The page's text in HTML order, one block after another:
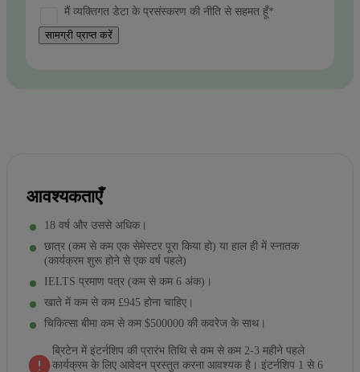
मैं व्यक्तिगत डेटा के प्रसंस्करण की नीति से सहमत हूँ*
सामग्री प्राप्त करें
आवश्यकताएँ
18 वर्ष और उससे अधिक।
छात्र (कम से कम एक सेमेस्टर पूरा किया हो) या हाल ही में स्नातक
(कार्यक्रम शुरू होने से एक वर्ष पहले)
IELTS प्रमाण पत्र (कम से कम 6 अंक)।
खाते में कम से कम £945 होना चाहिए।
चिकित्सा बीमा कम से कम $500000 की कवरेज के साथ।
ब्रिटेन में इंटर्नशिप की प्रारंभ तिथि से कम से कम 2-3 महीने पहले
कार्यक्रम के लिए आवेदन प्रस्तुत करना आवश्यक है। इंटर्नशिप 1 से 6